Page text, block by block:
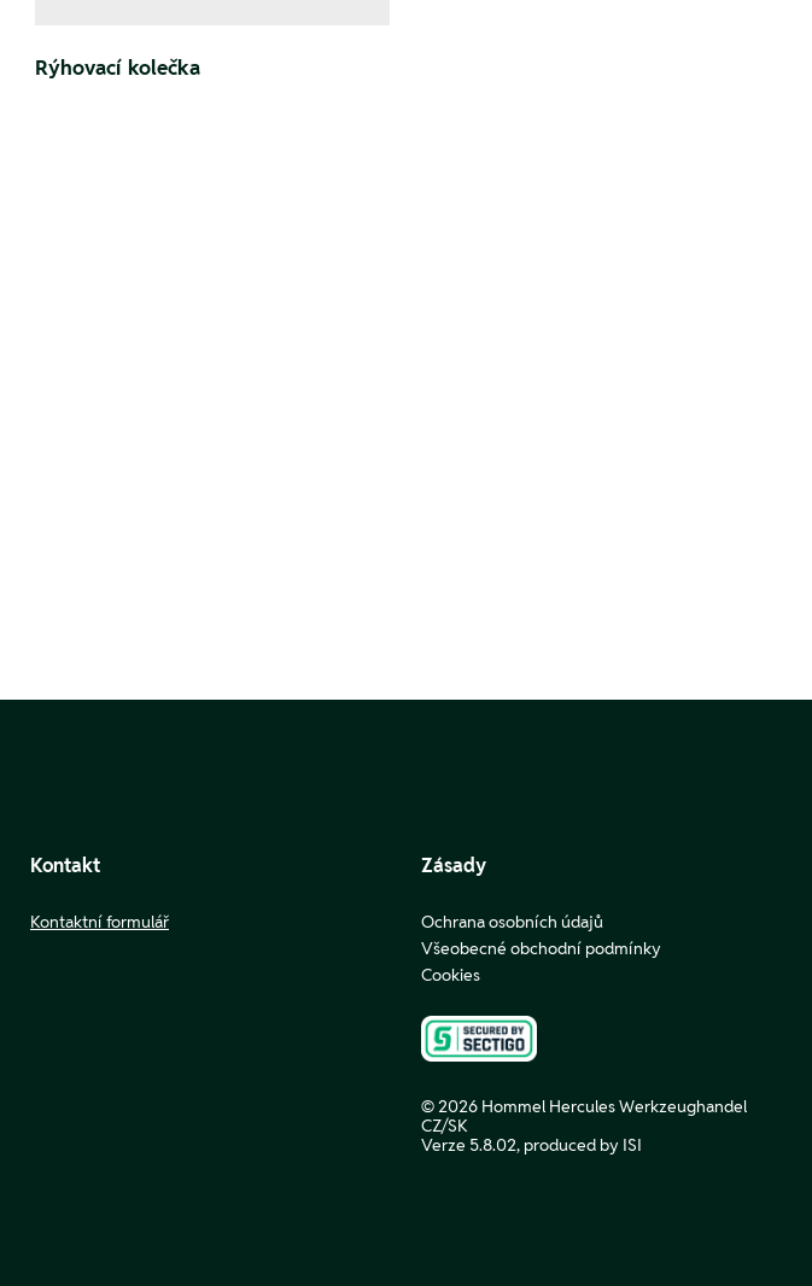
Rýhovací kolečka
Kontakt
Kontaktní formulář
Zásady
Ochrana osobních údajů
Všeobecné obchodní podmínky
Cookies
© 2026 Hommel Hercules Werkzeughandel
CZ/SK
Verze 5.8.02, produced by ISI